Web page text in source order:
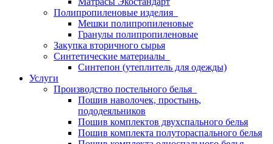
Полипропиленовые изделия
Мешки полипропиленовые
Гранулы полипропиленовые
Закупка вторичного сырья
Синтетические материалы
Синтепон (утеплитель для одежды)
Услуги
Производство постельного белья
Пошив наволочек, простынь,
пододеяльников
Пошив комплектов двухспального белья
Пошив комплекта полутораспального белья